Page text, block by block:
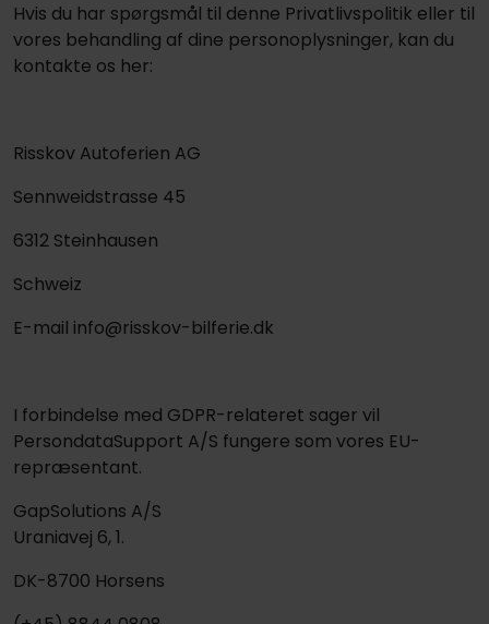
Hvis du har spørgsmål til denne Privatlivspolitik eller til
vores behandling af dine personoplysninger, kan du
kontakte os her:
Risskov Autoferien AG
Sennweidstrasse 45
6312 Steinhausen
Schweiz
E-mail info@risskov-bilferie.dk
I forbindelse med GDPR-relateret sager vil
PersondataSupport A/S fungere som vores EU-
repræsentant.
GapSolutions A/S
Uraniavej 6, 1.
DK-8700 Horsens